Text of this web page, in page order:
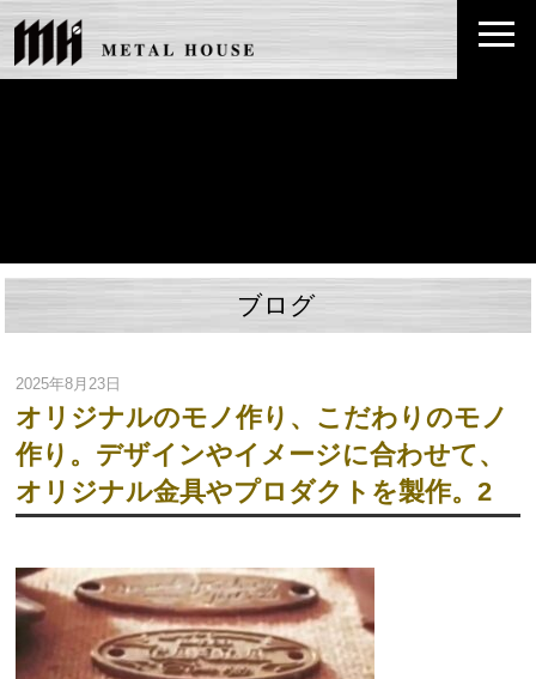
ブログ
2025年8月23日
オリジナルのモノ作り、こだわりのモノ
作り。デザインやイメージに合わせて、
オリジナル金具やプロダクトを製作。2